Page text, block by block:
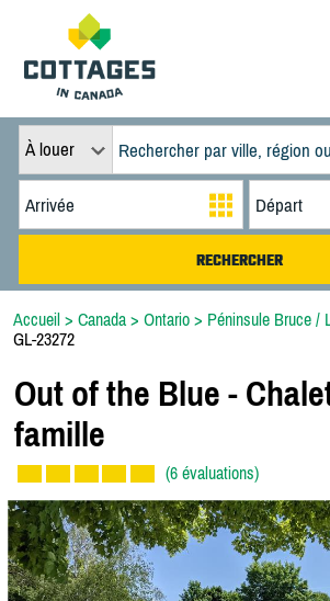
À louer
Accueil > Canada > Ontario > Péninsule Bruce /
GL-23272
Out of the Blue -
famille
(6 évaluations)